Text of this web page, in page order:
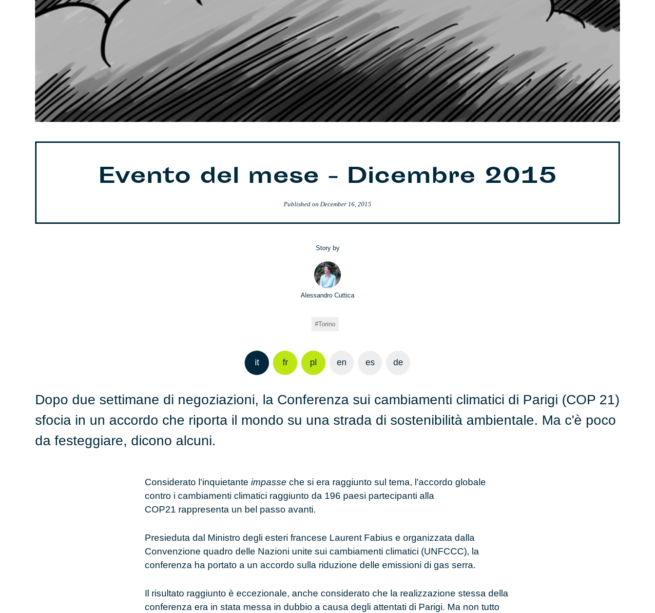
Evento del mese - Dicembre 2015
Published on December 16, 2015
Story by
Alessandro Cuttica
Torino
it fr pl en es de
Dopo due settimane di negoziazioni, la Conferenza sui cambiamenti climatici di Parigi (COP 21)
sfocia in un accordo che riporta il mondo su una strada di sostenibilità ambientale. Ma c'è poco
da festeggiare, dicono alcuni.
Considerato l'inquietante impasse che si era raggiunto sul tema, l'accordo globale
contro i cambiamenti climatici raggiunto da 196 paesi partecipanti alla
COP21 rappresenta un bel passo avanti.
Presieduta dal Ministro degli esteri francese Laurent Fabius e organizzata dalla
Convenzione quadro delle Nazioni unite sui cambiamenti climatici (UNFCCC), la
conferenza ha portato a un accordo sulla riduzione delle emissioni di gas serra.
Il risultato raggiunto è eccezionale, anche considerato che la realizzazione stessa della
conferenza era in stata messa in dubbio a causa degli attentati di Parigi. Ma non tutto